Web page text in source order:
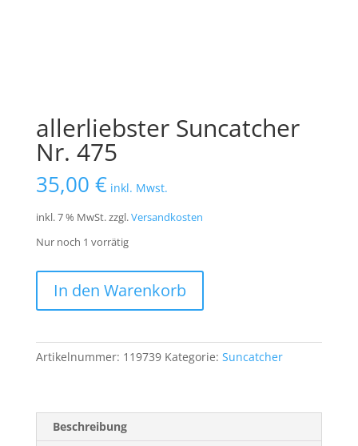
allerliebster Suncatcher
Nr. 475
35,00 € inkl. Mwst.
inkl. 7 % MwSt.zzgl.Versandkosten
Nur noch 1 vorrätig
Suncatcher
Menge
In den Warenkorb
Artikelnummer: 119739 Kategorie: Suncatcher
Beschreibung